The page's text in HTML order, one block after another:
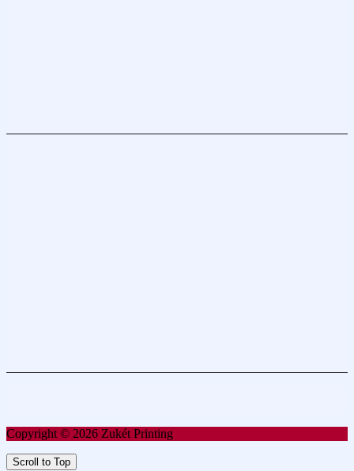
Copyright © 2026 Zukét Printing
Scroll to Top